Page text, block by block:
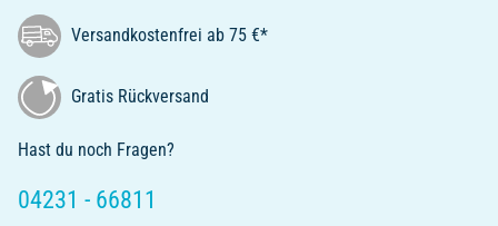
Versandkostenfrei ab 75 €*
Gratis Rückversand
Hast du noch Fragen?
04231 - 66811